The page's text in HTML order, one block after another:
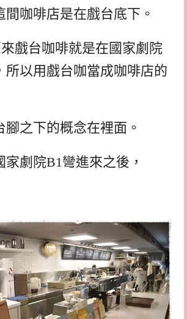
間咖啡店是在戲台底下。
戲台咖啡就是在國家劇院
所以用戲台咖當成咖啡店的
腳之下的概念在裡面。
劇院B1彎進來之後，